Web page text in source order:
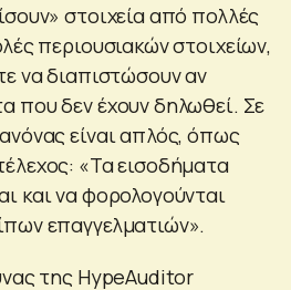
στοιχεία από πολλές
περιουσιακών στοιχείων,
να διαπιστώσουν αν
που δεν έχουν δηλωθεί. Σε
είναι απλός, όπως
«Τα εισοδήματα
και να φορολογούνται
επαγγελματιών».
της HypeAuditor